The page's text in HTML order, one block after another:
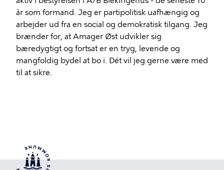
år som formand. Jeg er partipolitisk uafhængig og
arbejder ud fra en social og demokratisk tilgang. Jeg
brænder for, at Amager Øst udvikler sig
bæredygtigt og fortsat er en tryg, levende og
mangfoldig bydel at bo i. Dét vil jeg gerne være med
til at sikre.